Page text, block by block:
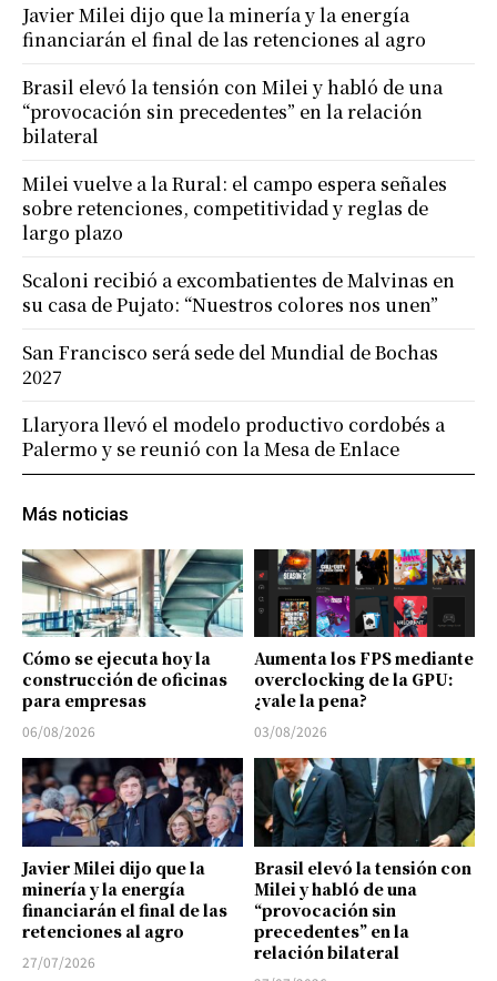
Más noticias
Cómo se ejecuta hoy la
construcción de oficinas
para empresas
06/08/2026
Aumenta los FPS mediante
overclocking de la GPU:
¿vale la pena?
03/08/2026
Javier Milei dijo que la
minería y la energía
financiarán el final de las
retenciones al agro
27/07/2026
Brasil elevó la tensión con
Milei y habló de una
“provocación sin
precedentes” en la
relación bilateral
Javier Milei dijo que la minería y la energía
financiarán el final de las retenciones al agro
Brasil elevó la tensión con Milei y habló de una
“provocación sin precedentes” en la relación
bilateral
Milei vuelve a la Rural: el campo espera señales
sobre retenciones, competitividad y reglas de
largo plazo
Scaloni recibió a excombatientes de Malvinas en
su casa de Pujato: “Nuestros colores nos unen”
San Francisco será sede del Mundial de Bochas
2027
Llaryora llevó el modelo productivo cordobés a
Palermo y se reunió con la Mesa de Enlace